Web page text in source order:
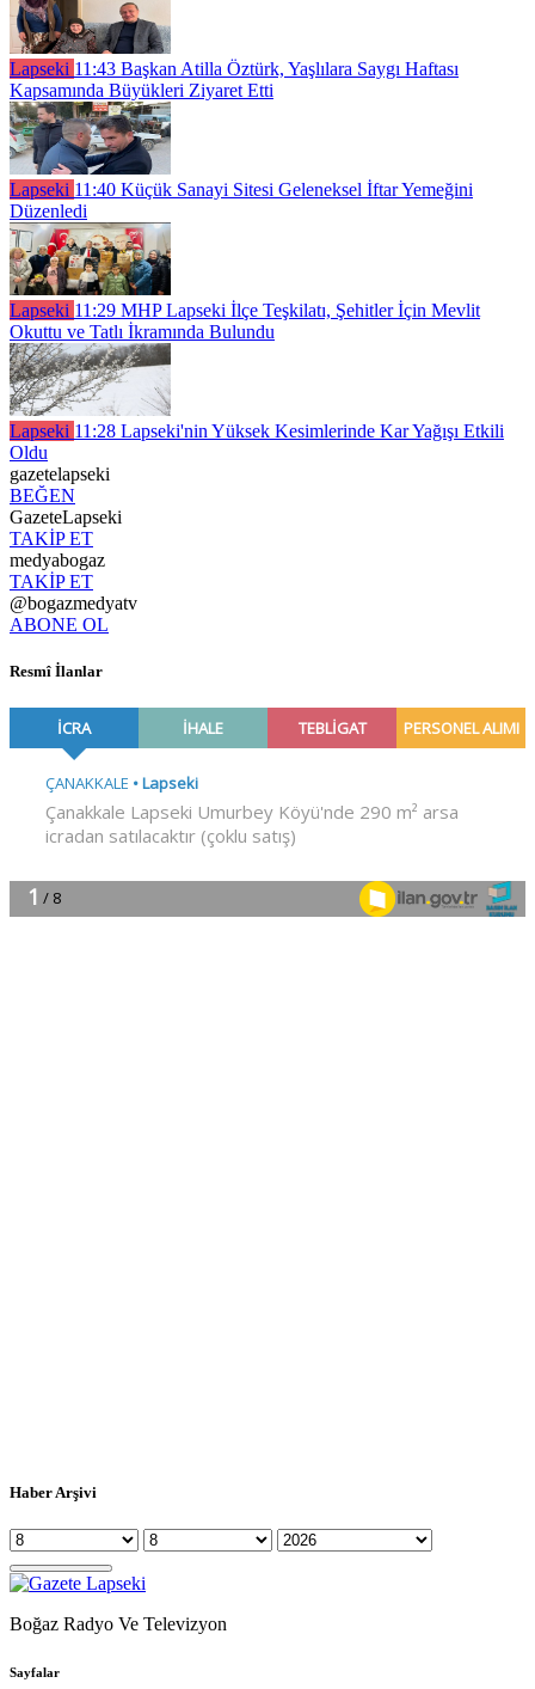
Lapseki 11:43 Başkan Atilla Öztürk, Yaşlılara Saygı Haftası
Kapsamında Büyükleri Ziyaret Etti
Lapseki 11:40 Küçük Sanayi Sitesi Geleneksel İftar Yemeğini
Düzenledi
Lapseki 11:29 MHP Lapseki İlçe Teşkilatı, Şehitler İçin Mevlit
Okuttu ve Tatlı İkramında Bulundu
Lapseki 11:28 Lapseki'nin Yüksek Kesimlerinde Kar Yağışı Etkili
Oldu
gazetelapseki
BEĞEN
GazeteLapseki
TAKİP ET
medyabogaz
TAKİP ET
@bogazmedyatv
ABONE OL
Resmî İlanlar
Haber Arşivi
Boğaz Radyo Ve Televizyon
Sayfalar